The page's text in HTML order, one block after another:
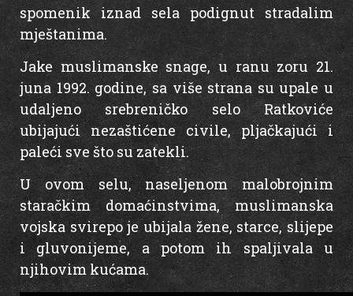
spomenik iznad sela podignut stradalim
mještanima.
Jake muslimanske snage, u ranu zoru 21.
juna 1992. godine, sa više strana su upale u
udaljeno srebreničko selo Ratkoviće
ubijajući nezaštićene civile, pljačkajući i
paleći sve što su zatekli.
U ovom selu, naseljenom malobrojnim
staračkim domaćinstvima, muslimanska
vojska svirepo je ubijala žene, starce, slijepe
i gluvonijeme, a potom ih spaljivala u
njihovim kućama.